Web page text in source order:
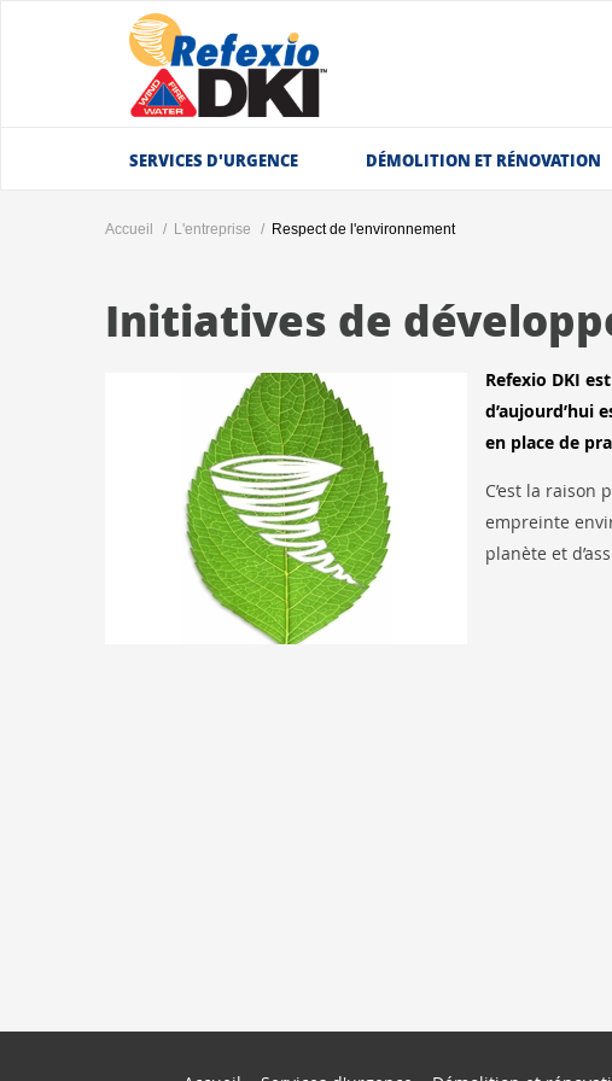
SERVICES D'URGENCE DÉMOLITION ET RÉNOVATION
Initiatives de
Refexio DKI
d’aujourd’hui
en place de
C’est la
empreinte
planète et
Accueil L'entreprise Respect de l'environnement